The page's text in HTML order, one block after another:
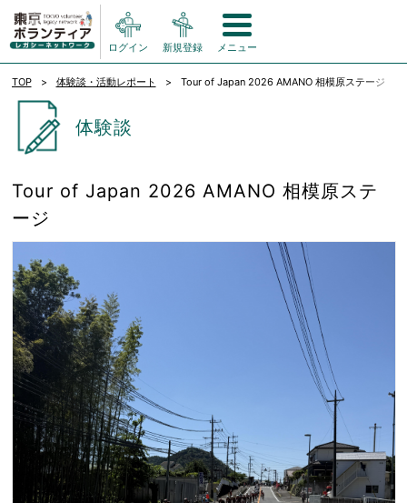
ログイン 新規登録 メニュー
TOP 体験談・活動レポート Tour of Japan 2026 AMANO 相模原ステージ
体験談
Tour of Japan 2026 AMANO 相模原ステ
ージ